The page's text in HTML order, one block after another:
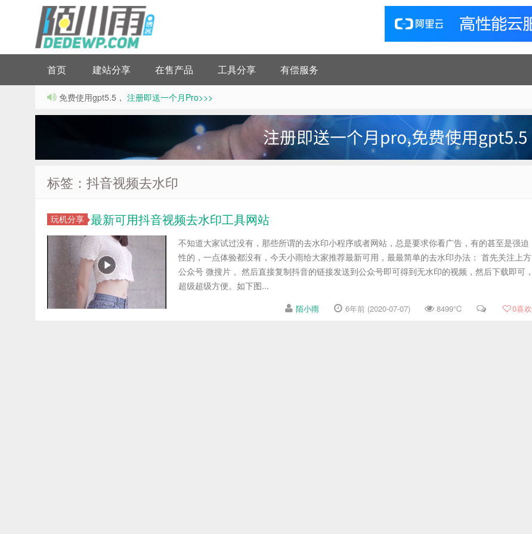
首页 建站分享 在售产品 工具分享 有偿服务
免费使用gpt5.5， 注册即送一个月Pro>>>
标签：抖音视频去水印
玩机分享 最新可用抖音视频去水印工具网站
不知道大家试过没有，那些所谓的去水印小程序或者网站，总是要求你看广告，有的甚至是强迫
性的，一点体验都没有，今天小雨给大家推荐最新可用，最最简单的去水印办法： 首先关注上方
公众号 微搜片 。然后直接复制抖音的链接发送到公众号即可得到无水印的视频，然后下载即可，
超级超级方便。如下图...
陌小雨 6年前 (2020-07-07) 8499℃ 0喜欢